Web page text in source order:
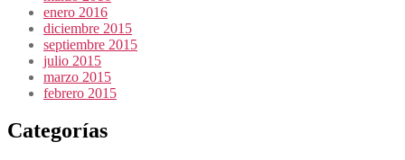
enero 2016
diciembre 2015
septiembre 2015
julio 2015
marzo 2015
febrero 2015
Categorías